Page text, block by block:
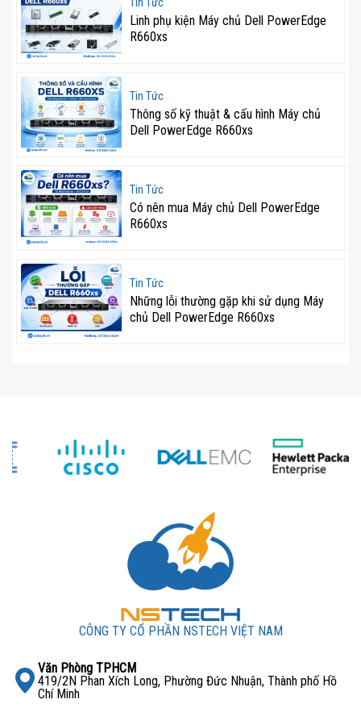
Liên hệ ngay với NStech Việt Nam
Website https://nstech.vn/
Email:ducnh@nstech.vn
Tin Tức
Linh phụ kiện Máy chủ Dell PowerEdge
R660xs
Tin Tức
Thông số kỹ thuật & cấu hình Máy chủ
Dell PowerEdge R660xs
Tin Tức
Có nên mua Máy chủ Dell PowerEdge
R660xs
Tin Tức
Những lỗi thường gặp khi sử dụng Máy
chủ Dell PowerEdge R660xs
CÔNG TY CỔ PHẦN NSTECH VIỆT NAM
Văn Phòng TPHCM
419/2N Phan Xích Long, Phường Đức Nhuận, Thành phố Hồ
Chí Minh